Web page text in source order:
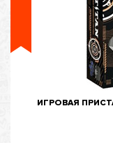
ИГРОВАЯ